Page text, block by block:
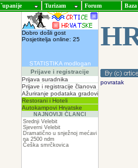
ˇupanije Turizam Forum
Dobro došli gost
Posjetitelja online: 25
STATISTIKA modlogan
Prijave i registracije
Prijava suradnika
Prijave i registracije članova
Ažuriranje podataka gradovi
Restorani i Hoteli
Autokampovi Hrvatske
NAJNOVIJI ČLANCI
Srednji Velebit
Sjeverni Velebit
Dramatično u snježnoj mećavi
na 2500 ndm
Češka smrčkovica
povratak